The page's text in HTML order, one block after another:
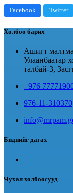
Facebook Twitter
Холбоо барих
Ашигт
Улаанбаатар
талбай-3,
+976
976-11-310370
Биднийг дагах
Чухал холбоосууд